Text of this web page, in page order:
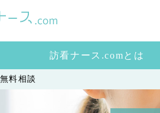
訪看ナース.comとは
無料相談